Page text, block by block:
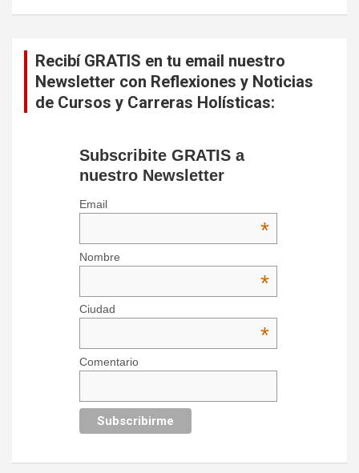
Recibí GRATIS en tu email nuestro
Newsletter con Reflexiones y Noticias
de Cursos y Carreras Holísticas:
Subscribite GRATIS a
nuestro Newsletter
Email
*
Nombre
*
Ciudad
*
Comentario